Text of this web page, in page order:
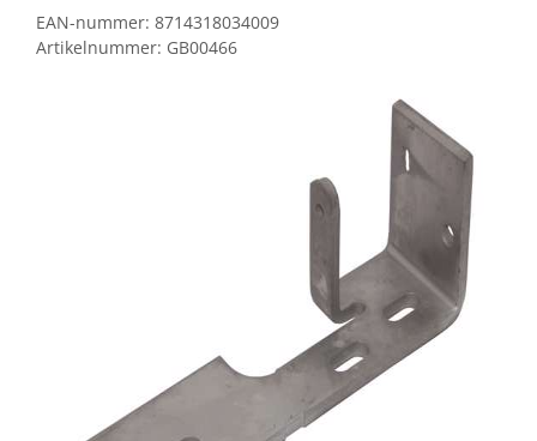
EAN-nummer: 8714318034009
Artikelnummer: GB00466